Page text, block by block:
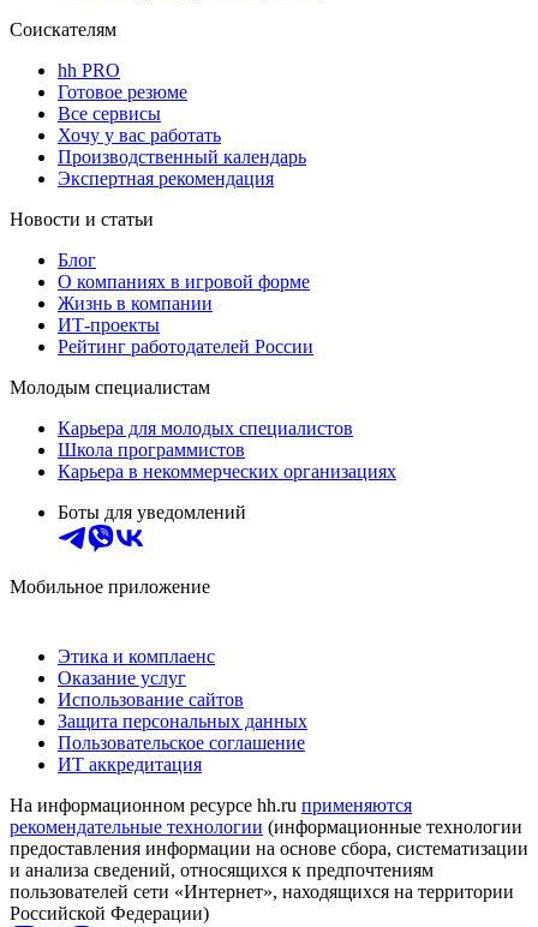
Соискателям
hh PRO
Готовое резюме
Все сервисы
Хочу у вас работать
Производственный календарь
Экспертная рекомендация
Новости и статьи
Блог
О компаниях в игровой форме
Жизнь в компании
ИТ-проекты
Рейтинг работодателей России
Молодым специалистам
Карьера для молодых специалистов
Школа программистов
Карьера в некоммерческих организациях
Боты для уведомлений
Мобильное приложение
Этика и комплаенс
Оказание услуг
Использование сайтов
Защита персональных данных
Пользовательское соглашение
ИТ аккредитация
На информационном ресурсе hh.ru применяются
рекомендательные технологии (информационные технологии
предоставления информации на основе сбора, систематизации
и анализа сведений, относящихся к предпочтениям
пользователей сети «Интернет», находящихся на территории
Российской Федерации)